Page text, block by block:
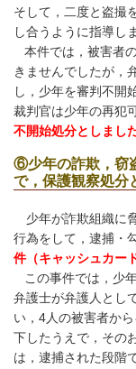
そして，二度と盗撮
し合うように指導し
本件では，被害者
きませんでしたが，
し，少年を審判不開
裁判官は少年の再犯
不開始処分としました
⑥少年の詐欺，窃
で，保護観察処分
少年が詐欺組織に
行為をして，逮捕・
件（キャッシュカー
この事件では，少
弁護士が弁護人とし
い，4人の被害者か
下したうえで，その
は，逮捕された段階